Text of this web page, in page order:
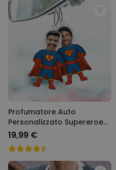
Profumatore Auto
Personalizzato Supereroe
con Faccia Set da 2
19,99 €